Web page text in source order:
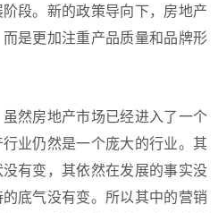
段。新的政策导向下，房地产
是更加注重产品质量和品牌形
然房地产市场已经进入了一个
业仍然是一个庞大的行业。其
有变，其依然在发展的事实没
底气没有变。所以其中的营销